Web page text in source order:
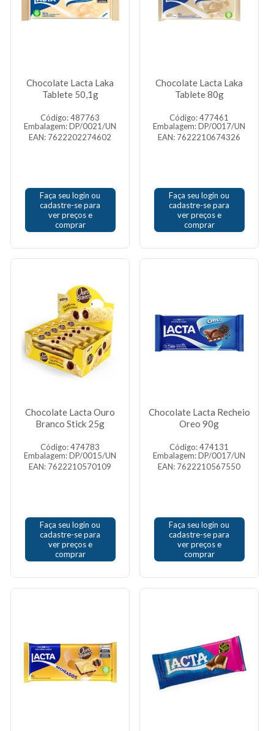
Chocolate Lacta Laka
Tablete 50,1g
Código: 487763
Embalagem: DP/0021/UN
EAN: 7622202274602
Faça seu login ou
cadastre-se para
ver preços e
comprar
Chocolate Lacta Laka
Tablete 80g
Código: 477461
Embalagem: DP/0017/UN
EAN: 7622210674326
Faça seu login ou
cadastre-se para
ver preços e
comprar
Chocolate Lacta Ouro
Branco Stick 25g
Código: 474783
Embalagem: DP/0015/UN
EAN: 7622210570109
Faça seu login ou
cadastre-se para
ver preços e
comprar
Chocolate Lacta Recheio
Oreo 90g
Código: 474131
Embalagem: DP/0017/UN
EAN: 7622210567550
Faça seu login ou
cadastre-se para
ver preços e
comprar